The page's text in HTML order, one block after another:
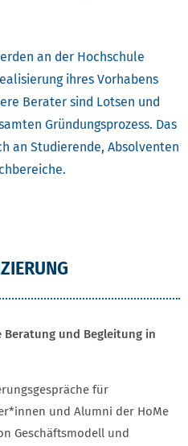
an der Hochschule
ihres Vorhabens
Berater sind Lotsen und
Gründungsprozess. Das
an Studierende, Absolventen
und Begleitung in
für
und Alumni der HoMe
Geschäftsmodell und